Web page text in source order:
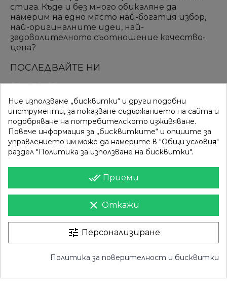
стига. Къде и без много обикаляне да
намерим на едно място най-богатия избор,
най-оригиналните идеи, най-
задоволителното съотношение качество-
цена?
ПОСЛЕДВАЙТЕ НИ
ВРЪЗКИ
Вход
Моят профил
КАТЕГОРИИ
Разпродажба
Нови продукти
ИНФОРМАЦИЯ
Доставка
Поверителност
Контакти
Карта на сайта
Право на отказ
Ние използваме „бисквитки“ и други подобни
инструменти, за показване съдържанието на сайта и
подобряване на потребителското изживяване.
Повече информация за „бисквитките“ и опциите за
управлението им може да намерите в "Общи условия"
раздел "Политика за използване на бисквитки".
done_all Приеми
clear Откажи
tune Персонализиране
Политика за поверителност и бисквитки